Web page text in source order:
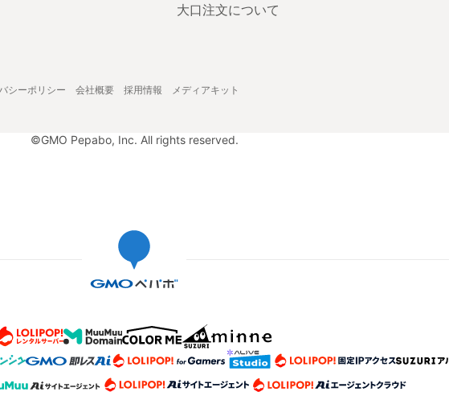
大口注文について
シーポリシー 会社概要 採用情報 メディアキット
©GMO Pepabo, Inc. All rights reserved.